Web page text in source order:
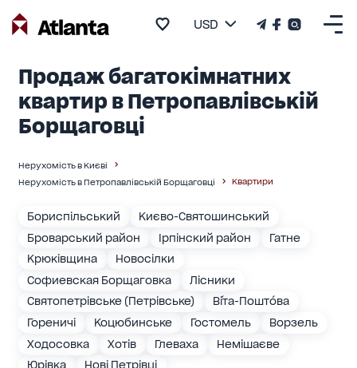
USD
Продаж багатокімнатних
квартир в Петропавлівській
Борщаговці
Нерухомість в Києві
Нерухомість в Петропавлівській Борщаговці
Квартири
Бориспільський
Києво-Святошинський
Броварський район
Ірпінский район
Гатне
Крюківщина
Новосілки
Софиевская Борщаговка
Лісники
Святопетрівське (Петрівське)
Ві́та-Пошто́ва
Гореничі
Коцюбинське Гостомель
Ворзель
Ходосовка
Хотів Глеваха
Немішаєве
Юрівка
Нові Петрівці